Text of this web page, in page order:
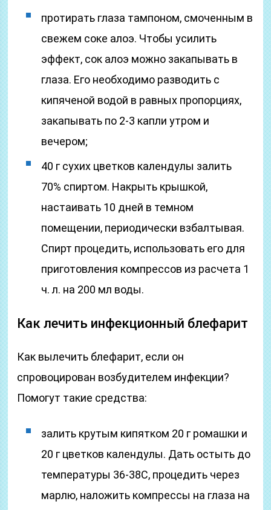
протирать глаза тампоном, смоченным в
свежем соке алоэ. Чтобы усилить
эффект, сок алоэ можно закапывать в
глаза. Его необходимо разводить с
кипяченой водой в равных пропорциях,
закапывать по 2-3 капли утром и
вечером;
40 г сухих цветков календулы залить
70% спиртом. Накрыть крышкой,
настаивать 10 дней в темном
помещении, периодически взбалтывая.
Спирт процедить, использовать его для
приготовления компрессов из расчета 1
ч. л. на 200 мл воды.
Как лечить инфекционный блефарит
Как вылечить блефарит, если он
спровоцирован возбудителем инфекции?
Помогут такие средства:
залить крутым кипятком 20 г ромашки и
20 г цветков календулы. Дать остыть до
температуры 36-38С, процедить через
марлю, наложить компрессы на глаза на